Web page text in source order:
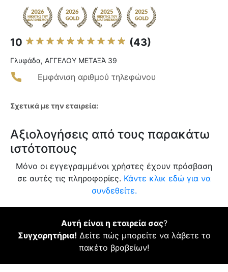
10 (43)
Γλυφάδα, ΑΓΓΕΛΟΥ ΜΕΤΑΞΆ 39
Εμφάνιση αριθμού τηλεφώνου
Σχετικά με την εταιρεία:
Αξιολογήσεις από τους παρακάτω
ιστότοπους
Μόνο οι εγγεγραμμένοι χρήστες έχουν πρόσβαση
σε αυτές τις πληροφορίες. Κάντε κλικ εδώ για να
συνδεθείτε.
Αυτή είναι η εταιρεία σας?
Συγχαρητήρια! Δείτε πώς μπορείτε να λάβετε το
πακέτο βραβείων!